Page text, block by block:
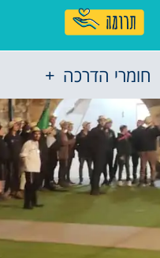
חומרי הדרכה